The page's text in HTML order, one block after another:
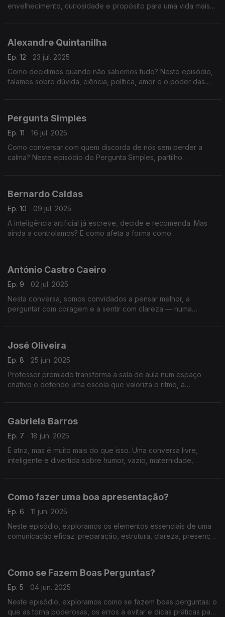
envelhecimento, curiosidade e propósito para uma vida mais
Alexandre Quintanilha
Ep. 12
23 jul. 2025
Como decidimos quando não sabemos tudo? Neste episódio,
falamos sobre dúvida, ciência, política, amor e o poder das
Pergunta Simples
Ep. 11
16 jul. 2025
Como conversar com quem discorda de nós sem perder a
calma? Neste episódio do Pergunta Simples, partilho
Bernardo Caldas
Ep. 10
09 jul. 2025
A inteligência artificial já escreve, decide e recomenda. Mas
ainda a controlamos? E como afeta a forma como
António Castro Caeiro
Ep. 9
02 jul. 2025
Nesta conversa, somos convidados a pensar melhor, a
perguntar com coragem e a sentir com clareza — numa
José Oliveira
Ep. 8
25 jun. 2025
Professor premiado transforma a sala de aula num espaço
criativo e defende uma escola que valoriza o ritmo, a
Gabriela Barros
Ep. 7
18 jun. 2025
É atriz, mas é muito mais do que isso. Uma conversa livre,
inteligente e divertida sobre humor, vazio, maternidade,
Como fazer uma boa apresentação?
Ep. 6
11 jun. 2025
Neste episódio, exploramos os elementos essenciais de uma
comunicação eficaz: preparação, estrutura, clareza, presença
Como se Fazem Boas Perguntas?
Ep. 5
04 jun. 2025
Neste episódio, exploramos como se fazem boas perguntas: o
que as torna poderosas, os erros a evitar e dicas práticas para